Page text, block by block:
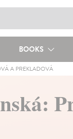
BOOKS
A PREKLADOVÁ